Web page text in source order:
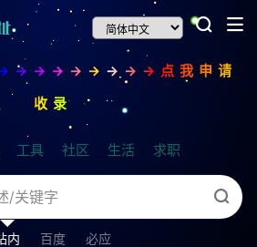
点我申请
收录
工具 社区 生活 求职
内 百度 必应